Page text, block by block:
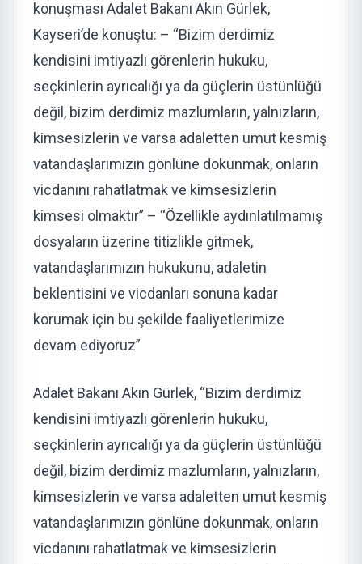
konuşması Adalet Bakanı Akın Gürlek,
Kayseri’de konuştu: – “Bizim derdimiz
kendisini imtiyazlı görenlerin hukuku,
seçkinlerin ayrıcalığı ya da güçlerin üstünlüğü
değil, bizim derdimiz mazlumların, yalnızların,
kimsesizlerin ve varsa adaletten umut kesmiş
vatandaşlarımızın gönlüne dokunmak, onların
vicdanını rahatlatmak ve kimsesizlerin
kimsesi olmaktır” – “Özellikle aydınlatılmamış
dosyaların üzerine titizlikle gitmek,
vatandaşlarımızın hukukunu, adaletin
beklentisini ve vicdanları sonuna kadar
korumak için bu şekilde faaliyetlerimize
devam ediyoruz”
Adalet Bakanı Akın Gürlek, “Bizim derdimiz
kendisini imtiyazlı görenlerin hukuku,
seçkinlerin ayrıcalığı ya da güçlerin üstünlüğü
değil, bizim derdimiz mazlumların, yalnızların,
kimsesizlerin ve varsa adaletten umut kesmiş
vatandaşlarımızın gönlüne dokunmak, onların
vicdanını rahatlatmak ve kimsesizlerin